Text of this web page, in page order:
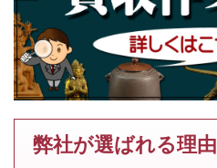
弊社が選ばれる理由